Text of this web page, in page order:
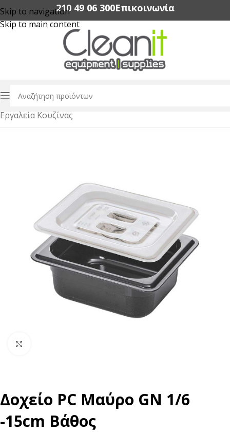
Skip to navigation
Skip to main content
210 49 06 300‬Επικοινωνία
Αρχική σελίδα/Εξοπλισμός Εστίασης
Εργαλεία Κουζίνας
Δοχείο PC Μαύρο GN 1/6
-15cm Βάθος